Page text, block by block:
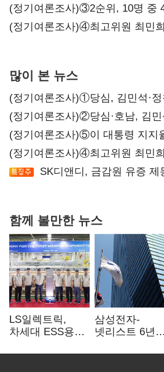
(정기여론조사)③2순위, 10명 중
'한 자릿수'
(정기여론조사)④최고위원 최민
많이 본 뉴스
(정기여론조사)①당심, 김민석·
지지도 '50% 아래로'(종합)
(정기여론조사)②당심·호남, 김
(정기여론조사)⑤이 대통령 지지
만에 다시 40%대
(정기여론조사)④최고위원 최민
서미화·이성윤·임미애 뒤이어
SK디앤디, 금감원 유증
함께 볼만한 뉴스
LS일렉트릭,
차세대 ESS용
출하
삼성전자-
넷리스트 6년
기술 협력 확대